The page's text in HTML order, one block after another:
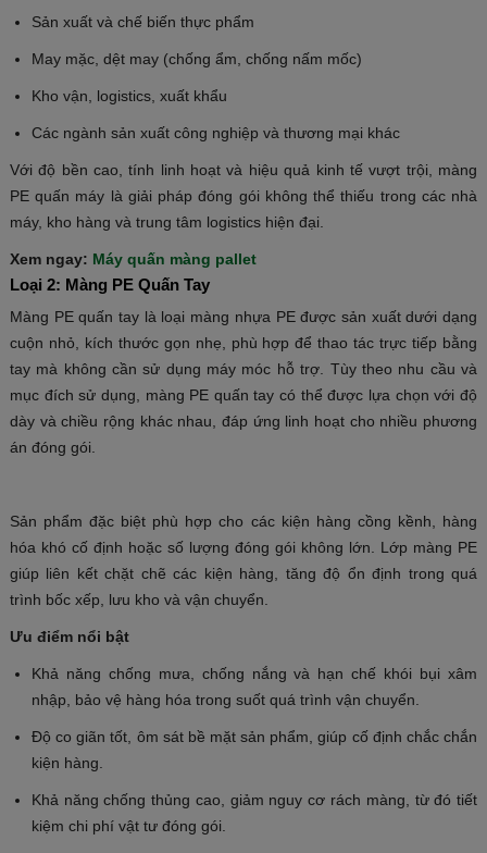
Sản xuất và chế biến thực phẩm
May mặc, dệt may (chống ẩm, chống nấm mốc)
Kho vận, logistics, xuất khẩu
Các ngành sản xuất công nghiệp và thương mại khác
Với độ bền cao, tính linh hoạt và hiệu quả kinh tế vượt trội, màng
PE quấn máy là giải pháp đóng gói không thể thiếu trong các nhà
máy, kho hàng và trung tâm logistics hiện đại.
Xem ngay: Máy quấn màng pallet
Loại 2: Màng PE Quấn Tay
Màng PE quấn tay là loại màng nhựa PE được sản xuất dưới dạng
cuộn nhỏ, kích thước gọn nhẹ, phù hợp để thao tác trực tiếp bằng
tay mà không cần sử dụng máy móc hỗ trợ. Tùy theo nhu cầu và
mục đích sử dụng, màng PE quấn tay có thể được lựa chọn với độ
dày và chiều rộng khác nhau, đáp ứng linh hoạt cho nhiều phương
án đóng gói.
Sản phẩm đặc biệt phù hợp cho các kiện hàng cồng kềnh, hàng
hóa khó cố định hoặc số lượng đóng gói không lớn. Lớp màng PE
giúp liên kết chặt chẽ các kiện hàng, tăng độ ổn định trong quá
trình bốc xếp, lưu kho và vận chuyển.
Ưu điểm nổi bật
Khả năng chống mưa, chống nắng và hạn chế khói bụi xâm
nhập, bảo vệ hàng hóa trong suốt quá trình vận chuyển.
Độ co giãn tốt, ôm sát bề mặt sản phẩm, giúp cố định chắc chắn
kiện hàng.
Khả năng chống thủng cao, giảm nguy cơ rách màng, từ đó tiết
kiệm chi phí vật tư đóng gói.